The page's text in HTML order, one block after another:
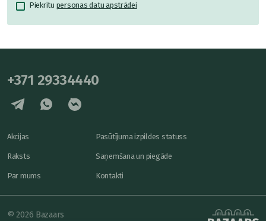
Piekrītu personas datu apstrādei
+371 29334440
Akcijas
Raksts
Par mums
Pasūtījuma izpildes statuss
Saņemšana un piegāde
Kontakti
© 2026 Bazaars